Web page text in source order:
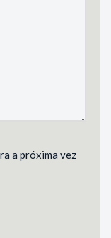
a próxima vez